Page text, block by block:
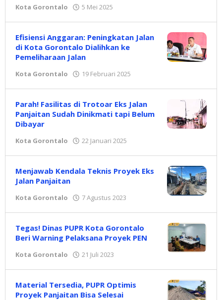
Kota Gorontalo 5 Mei 2025
Efisiensi Anggaran: Peningkatan Jalan
di Kota Gorontalo Dialihkan ke
Pemeliharaan Jalan
Kota Gorontalo 19 Februari 2025
Parah! Fasilitas di Trotoar Eks Jalan
Panjaitan Sudah Dinikmati tapi Belum
Dibayar
Kota Gorontalo 22 Januari 2025
Menjawab Kendala Teknis Proyek Eks
Jalan Panjaitan
Kota Gorontalo 7 Agustus 2023
Tegas! Dinas PUPR Kota Gorontalo
Beri Warning Pelaksana Proyek PEN
Kota Gorontalo 21 Juli 2023
Material Tersedia, PUPR Optimis
Proyek Panjaitan Bisa Selesai